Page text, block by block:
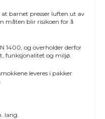
barnet presser luften ut av
måten blir risikoen for å
1400, og overholder derfor
funksjonalitet og miljø.
leveres i pakker
lang.